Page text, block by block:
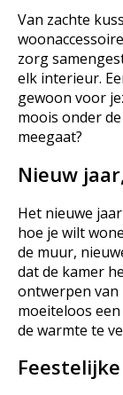
Van zachte
zorg
elk interieur.
gewoon voor
moois onder
meegaat?
Nieuw
Het nieuwe
hoe je wilt
de muur,
dat de kamer
ontwerpen van
moeiteloos
de warmte te